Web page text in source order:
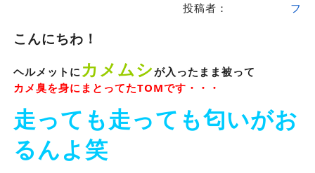
投稿者：
フ
こんにちわ！
ヘルメットにカメムシが入ったまま被って
カメ臭を身にまとってたTOMです・・・
走っても走っても匂いがお
るんよ笑